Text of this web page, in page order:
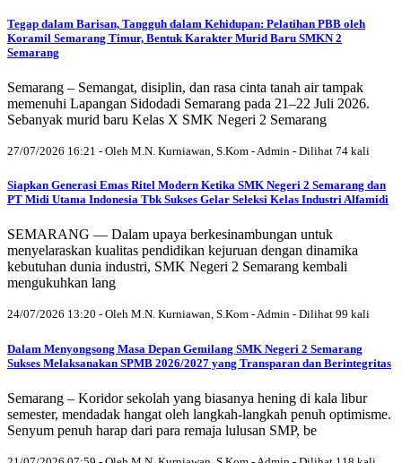
Tegap dalam Barisan, Tangguh dalam Kehidupan: Pelatihan PBB oleh
Koramil Semarang Timur, Bentuk Karakter Murid Baru SMKN 2
Semarang
Semarang – Semangat, disiplin, dan rasa cinta tanah air tampak
memenuhi Lapangan Sidodadi Semarang pada 21–22 Juli 2026.
Sebanyak murid baru Kelas X SMK Negeri 2 Semarang
27/07/2026 16:21 - Oleh M.N. Kurniawan, S.Kom - Admin - Dilihat 74 kali
Siapkan Generasi Emas Ritel Modern Ketika SMK Negeri 2 Semarang dan
PT Midi Utama Indonesia Tbk Sukses Gelar Seleksi Kelas Industri Alfamidi
SEMARANG — Dalam upaya berkesinambungan untuk
menyelaraskan kualitas pendidikan kejuruan dengan dinamika
kebutuhan dunia industri, SMK Negeri 2 Semarang kembali
mengukuhkan lang
24/07/2026 13:20 - Oleh M.N. Kurniawan, S.Kom - Admin - Dilihat 99 kali
Dalam Menyongsong Masa Depan Gemilang SMK Negeri 2 Semarang
Sukses Melaksanakan SPMB 2026/2027 yang Transparan dan Berintegritas
Semarang – Koridor sekolah yang biasanya hening di kala libur
semester, mendadak hangat oleh langkah-langkah penuh optimisme.
Senyum penuh harap dari para remaja lulusan SMP, be